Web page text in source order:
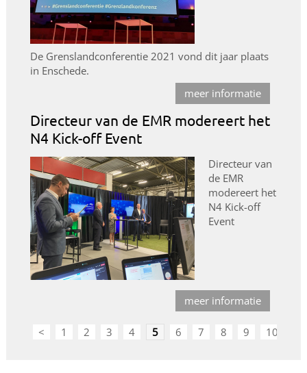
De Grenslandconferentie 2021 vond dit jaar plaats
in Enschede.
meer informatie
Directeur van de EMR modereert het
N4 Kick-off Event
Directeur van
de EMR
modereert het
N4 Kick-off
Event
meer informatie
< 1 2 3 4 5 6 7 8 9 10